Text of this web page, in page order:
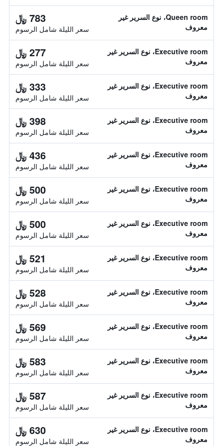
Queen room، نوع السرير غير
معروف
783 ﷼
سعر الليلة شامل الرسوم
Executive room، نوع السرير غير
معروف
277 ﷼
سعر الليلة شامل الرسوم
Executive room، نوع السرير غير
معروف
333 ﷼
سعر الليلة شامل الرسوم
Executive room، نوع السرير غير
معروف
398 ﷼
سعر الليلة شامل الرسوم
Executive room، نوع السرير غير
معروف
436 ﷼
سعر الليلة شامل الرسوم
Executive room، نوع السرير غير
معروف
500 ﷼
سعر الليلة شامل الرسوم
Executive room، نوع السرير غير
معروف
500 ﷼
سعر الليلة شامل الرسوم
Executive room، نوع السرير غير
معروف
521 ﷼
سعر الليلة شامل الرسوم
Executive room، نوع السرير غير
معروف
528 ﷼
سعر الليلة شامل الرسوم
Executive room، نوع السرير غير
معروف
569 ﷼
سعر الليلة شامل الرسوم
Executive room، نوع السرير غير
معروف
583 ﷼
سعر الليلة شامل الرسوم
Executive room، نوع السرير غير
معروف
587 ﷼
سعر الليلة شامل الرسوم
Executive room، نوع السرير غير
معروف
630 ﷼
سعر الليلة شامل الرسوم